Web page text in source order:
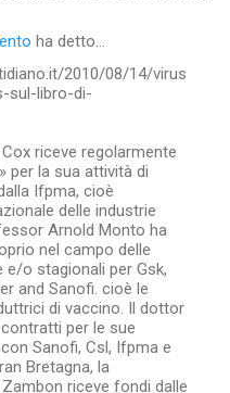
ha detto…
2010/08/14/virus
sul-libro-di-
riceve regolarmente
per la sua attività di
Ifpma, cioè
delle industrie
Arnold Monto ha
nel campo delle
e/o stagionali per Gsk,
and Sanofi. cioè le
di vaccino. Il dottor
per le sue
Sanofi, Csl, Ifpma e
Bretagna, la
riceve fondi dalle